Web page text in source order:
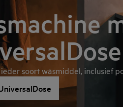
soort wasmiddel, inclusief